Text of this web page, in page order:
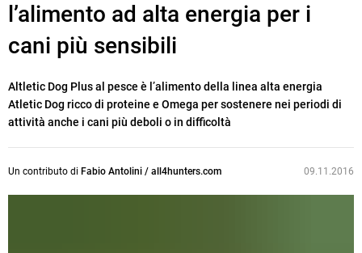
l’alimento ad alta energia per i
cani più sensibili
Altletic Dog Plus al pesce è l’alimento della linea alta energia
Atletic Dog ricco di proteine e Omega per sostenere nei periodi di
attività anche i cani più deboli o in difficoltà
Un contributo di Fabio Antolini / all4hunters.com 09.11.2016